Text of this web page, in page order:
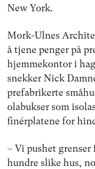
New York.
Mork-Ulnes
å tjene penger på
hjemmekontor i
snekker Nick
prefabrikerte
olabukser som
finérplatene for
– Vi pushet
hundre slike hus,